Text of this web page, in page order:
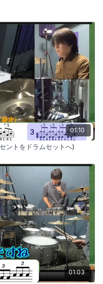
01:10
ントをドラムセットへ)
01:03